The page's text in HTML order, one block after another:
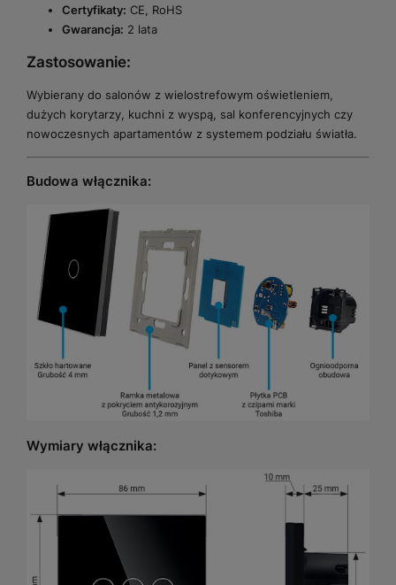
Certyfikaty: CE, RoHS
Gwarancja: 2 lata
Zastosowanie:
Wybierany do salonów z wielostrefowym oświetleniem,
dużych korytarzy, kuchni z wyspą, sal konferencyjnych czy
nowoczesnych apartamentów z systemem podziału światła.
Budowa włącznika:
Wymiary włącznika: